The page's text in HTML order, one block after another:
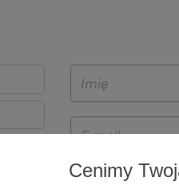
Cenimy